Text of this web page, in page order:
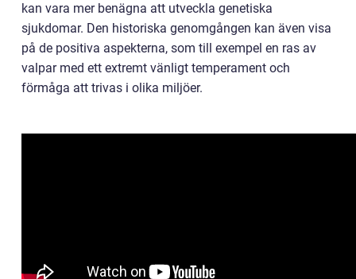
kan vara mer benägna att utveckla genetiska
sjukdomar. Den historiska genomgången kan även visa
på de positiva aspekterna, som till exempel en ras av
valpar med ett extremt vänligt temperament och
förmåga att trivas i olika miljöer.